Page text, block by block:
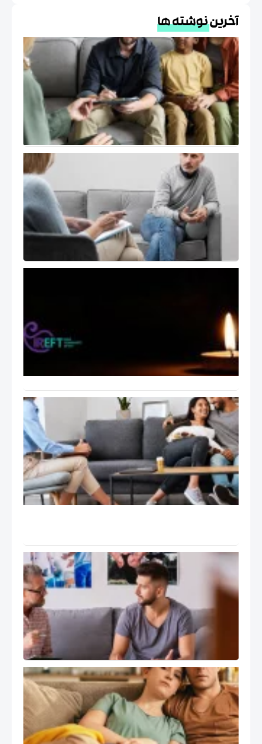
نوشته ها
درمان
هیجان
EFT و
خانواده
در
فرهنگ
خود
درمانگر در
اتاق درمان
( The Self
of the
Therapist
)
ایران
بابت
اتفاقات
ایران
راهنمای
عملی
جلسات
درمان
هیجان
مدار
EFT:
تانگو
Tango
سوپرویژن
و رشد
حرفه ای
درمانگر
هیجان
مدار EFT
کاربرد
درمان
هیجان
مدار
EFT در
مسائل